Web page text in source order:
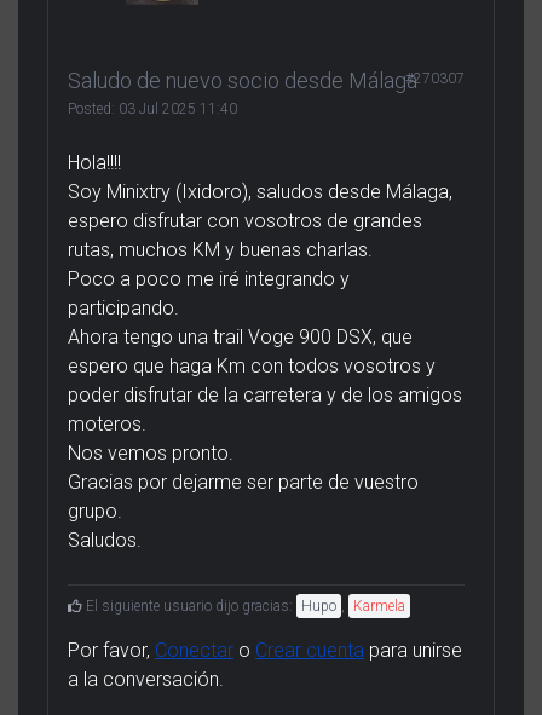
Saludo de nuevo socio desde Málaga
Posted: 03 Jul 2025 11:40
#270307
Hola!!!!
Soy Minixtry (Ixidoro), saludos desde Málaga,
espero disfrutar con vosotros de grandes
rutas, muchos KM y buenas charlas.
Poco a poco me iré integrando y
participando.
Ahora tengo una trail Voge 900 DSX, que
espero que haga Km con todos vosotros y
poder disfrutar de la carretera y de los amigos
moteros.
Nos vemos pronto.
Gracias por dejarme ser parte de vuestro
grupo.
Saludos.
El siguiente usuario dijo gracias: Hupo , Karmela
Por favor, Conectar o Crear cuenta para unirse
a la conversación.